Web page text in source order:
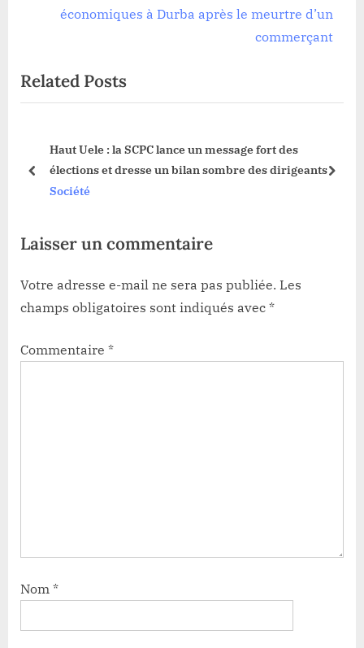
l’article
u
s
s
e
P
o
t
:
économiques à Durba après le meurtre d’un
commerçant
Related Posts
Haut Uele : la SCPC lance un message fort des
élections et dresse un bilan sombre des dirigeants
Société
prev next
Laisser un commentaire
Votre adresse e-mail ne sera pas publiée. Les
champs obligatoires sont indiqués avec *
Commentaire *
Nom *